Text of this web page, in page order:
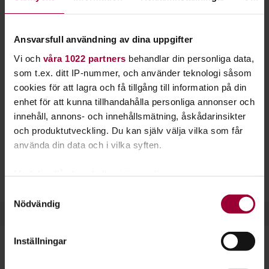
Ansvarsfull användning av dina uppgifter
Vi och våra 1022 partners behandlar din personliga data,
som t.ex. ditt IP-nummer, och använder teknologi såsom
cookies för att lagra och få tillgång till information på din
enhet för att kunna tillhandahålla personliga annonser och
innehåll, annons- och innehållsmätning, åskådarinsikter
och produktutveckling. Du kan själv välja vilka som får
använda din data och i vilka syften.
som kan ha en noggrannhet på upp till flera meter
Nödvändig
Inställningar
mer om bokföring. Vi har teoretiska och
distans.
Efter våra grundkurser i bokföring kan du sköta ekonomin i
ett mindre företag eller assistera på ekonomiavdelningen i
ett större. Du kan också läsa vidare och lära dig bokföra i
programmenVisma AdministrationellerVisma Ekonomi
Kunskap inom ekonomi och bokföring är till stor nytta om
du ska jobba som kassör i en förening, vara ekonomiansvarig